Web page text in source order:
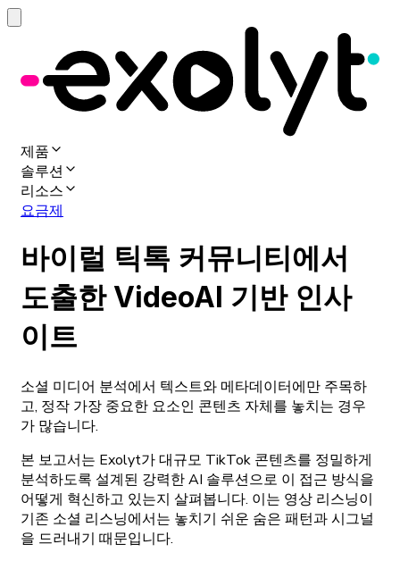
제품
솔루션
리소스
요금제
바이럴 틱톡 커뮤니티에서
도출한 VideoAI 기반 인사
이트
소셜 미디어 분석에서 텍스트와 메타데이터에만 주목하
고, 정작 가장 중요한 요소인 콘텐츠 자체를 놓치는 경우
가 많습니다.
본 보고서는 Exolyt가 대규모 TikTok 콘텐츠를 정밀하게
분석하도록 설계된 강력한 AI 솔루션으로 이 접근 방식을
어떻게 혁신하고 있는지 살펴봅니다. 이는 영상 리스닝이
기존 소셜 리스닝에서는 놓치기 쉬운 숨은 패턴과 시그널
을 드러내기 때문입니다.